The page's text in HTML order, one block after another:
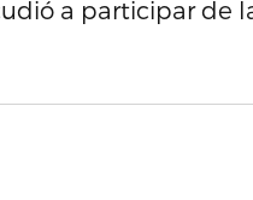
a participar de